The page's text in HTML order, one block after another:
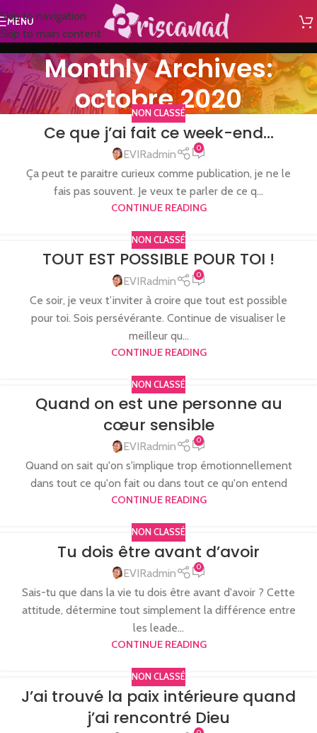
Skip to navigation
Skip to main content
MENU
Monthly Archives:
octobre 2020
NON CLASSÉ
Ce que j’ai fait ce week-end…
EVIRadmin 0
Ça peut te paraitre curieux comme publication, je ne le
fais pas souvent. Je veux te parler de ce q...
CONTINUE READING
NON CLASSÉ
TOUT EST POSSIBLE POUR TOI !
EVIRadmin 0
Ce soir, je veux t’inviter à croire que tout est possible
pour toi. Sois persévérante. Continue de visualiser le
meilleur qu...
CONTINUE READING
NON CLASSÉ
Quand on est une personne au
cœur sensible
EVIRadmin 0
Quand on sait qu'on s'implique trop émotionnellement
dans tout ce qu'on fait ou dans tout ce qu'on entend
CONTINUE READING
NON CLASSÉ
Tu dois être avant d’avoir
EVIRadmin 0
Sais-tu que dans la vie tu dois être avant d'avoir ? Cette
attitude, détermine tout simplement la différence entre
les leade...
CONTINUE READING
NON CLASSÉ
J’ai trouvé la paix intérieure quand
j’ai rencontré Dieu